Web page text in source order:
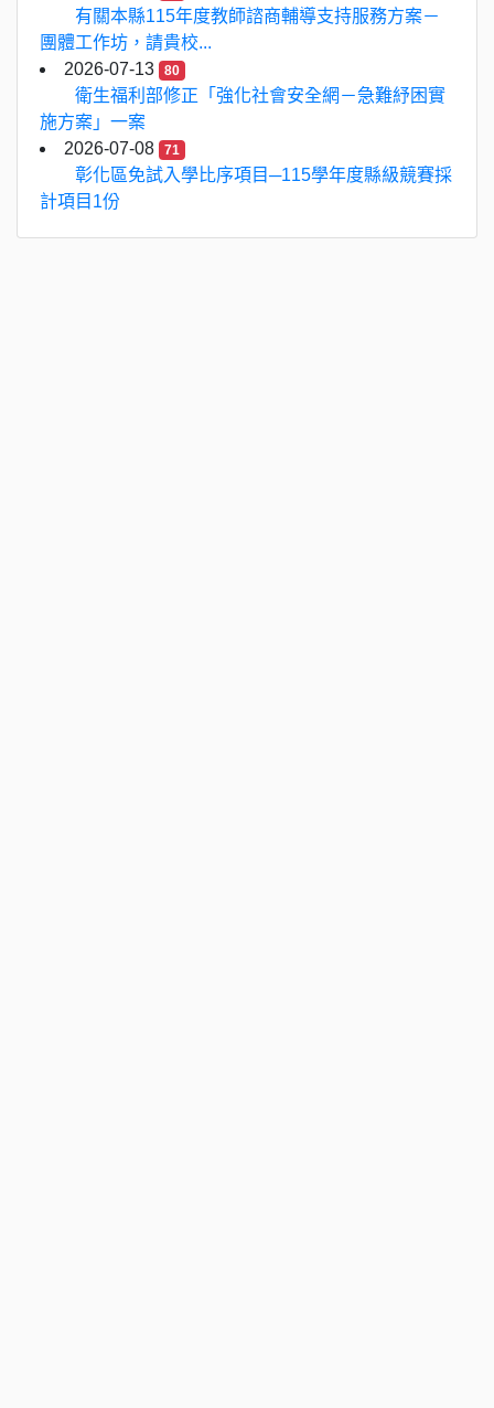
有關本縣115年度教師諮商輔導支持服務方案－
團體工作坊，請貴校...
2026-07-13
80
衛生福利部修正「強化社會安全網－急難紓困實
施方案」一案
2026-07-08
71
彰化區免試入學比序項目─115學年度縣級競賽採
計項目1份